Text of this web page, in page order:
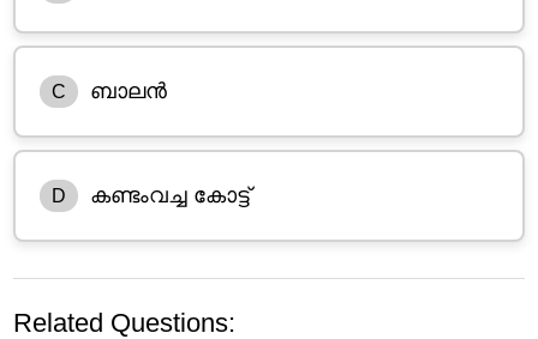
C ബാലൻ
D കണ്ടംവച്ച കോട്ട്
Related Questions: